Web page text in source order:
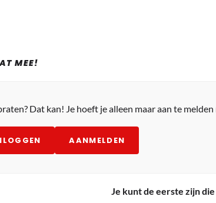
MEE!
Dat kan! Je hoeft je alleen maar aan te
AANMELDEN
Je kunt de eerste zijn